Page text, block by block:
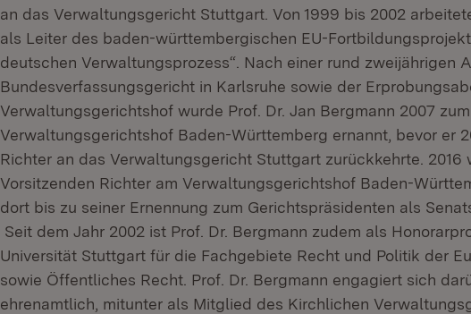
an das Verwaltungsgericht Stuttgart. Von 1999 bis 2002
als Leiter des baden-württembergischen EU-
deutschen Verwaltungsprozess“. Nach einer rund zweijährigen
Bundesverfassungsgericht in Karlsruhe sowie der
Verwaltungsgerichtshof wurde Prof. Dr. Jan Bergmann 2007
Verwaltungsgerichtshof Baden-Württemberg ernannt, bevor er
Richter an das Verwaltungsgericht Stuttgart zurückkehrte. 2016
Vorsitzenden Richter am Verwaltungsgerichtshof Baden-
dort bis zu seiner Ernennung zum Gerichtspräsidenten als
Seit dem Jahr 2002 ist Prof. Dr. Bergmann zudem als
Universität Stuttgart für die Fachgebiete Recht und Politik der
sowie Öffentliches Recht. Prof. Dr. Bergmann engagiert sich
ehrenamtlich, mitunter als Mitglied des Kirchlichen